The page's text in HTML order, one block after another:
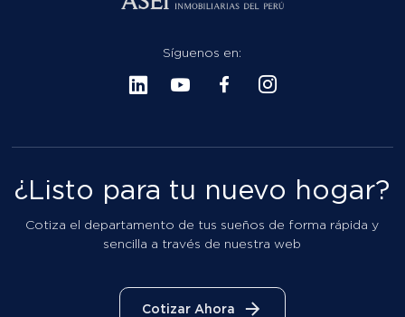
Síguenos en:
¿Listo para tu nuevo hogar?
Cotiza el departamento de tus sueños de forma rápida y
sencilla a través de nuestra web
Cotizar Ahora